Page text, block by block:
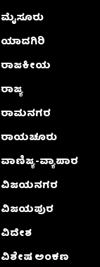
ಮೈಸೂರು
ಯಾದಗಿರಿ
ರಾಜಕೀಯ
ರಾಜ್ಯ
ರಾಮನಗರ
ರಾಯಚೂರು
ವಾಣಿಜ್ಯ-ವ್ಯಾಪಾರ
ವಿಜಯನಗರ
ವಿಜಯಪುರ
ವಿದೇಶ
ವಿಶೇಷ ಅಂಕಣ